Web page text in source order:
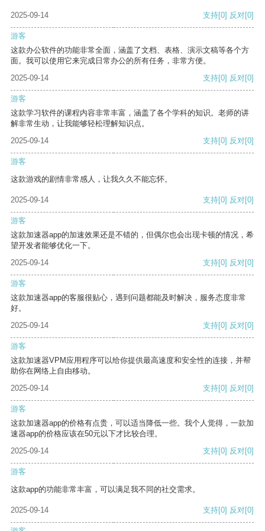
2025-09-14 支持[0] 反对[0]
游客
这款办公软件的功能非常全面，涵盖了文档、表格、演示文稿等各个方
面。我可以使用它来完成日常办公的所有任务，非常方便。
2025-09-14
支持[0] 反对[0]
游客
这款学习软件的课程内容非常丰富，涵盖了各个学科的知识。老师的讲
解非常生动，让我能够轻松理解知识点。
2025-09-14
支持[0] 反对[0]
游客
这款游戏的剧情非常感人，让我久久不能忘怀。
2025-09-14 支持[0] 反对[0]
游客
这款加速器app的加速效果还是不错的，但偶尔也会出现卡顿的情况，希
望开发者能够优化一下。
2025-09-14
支持[0] 反对[0]
游客
这款加速器app的客服很贴心，遇到问题都能及时解决，服务态度非常
好。
2025-09-14
支持[0] 反对[0]
游客
这款加速器VPM应用程序可以给你提供最高速度和安全性的连接，并帮
助你在网络上自由移动。
2025-09-14
支持[0] 反对[0]
游客
这款加速器app的价格有点贵，可以适当降低一些。我个人觉得，一款加
速器app的价格应该在50元以下才比较合理。
2025-09-14
支持[0] 反对[0]
游客
这款app的功能非常丰富，可以满足我不同的社交需求。
2025-09-14 支持[0] 反对[0]